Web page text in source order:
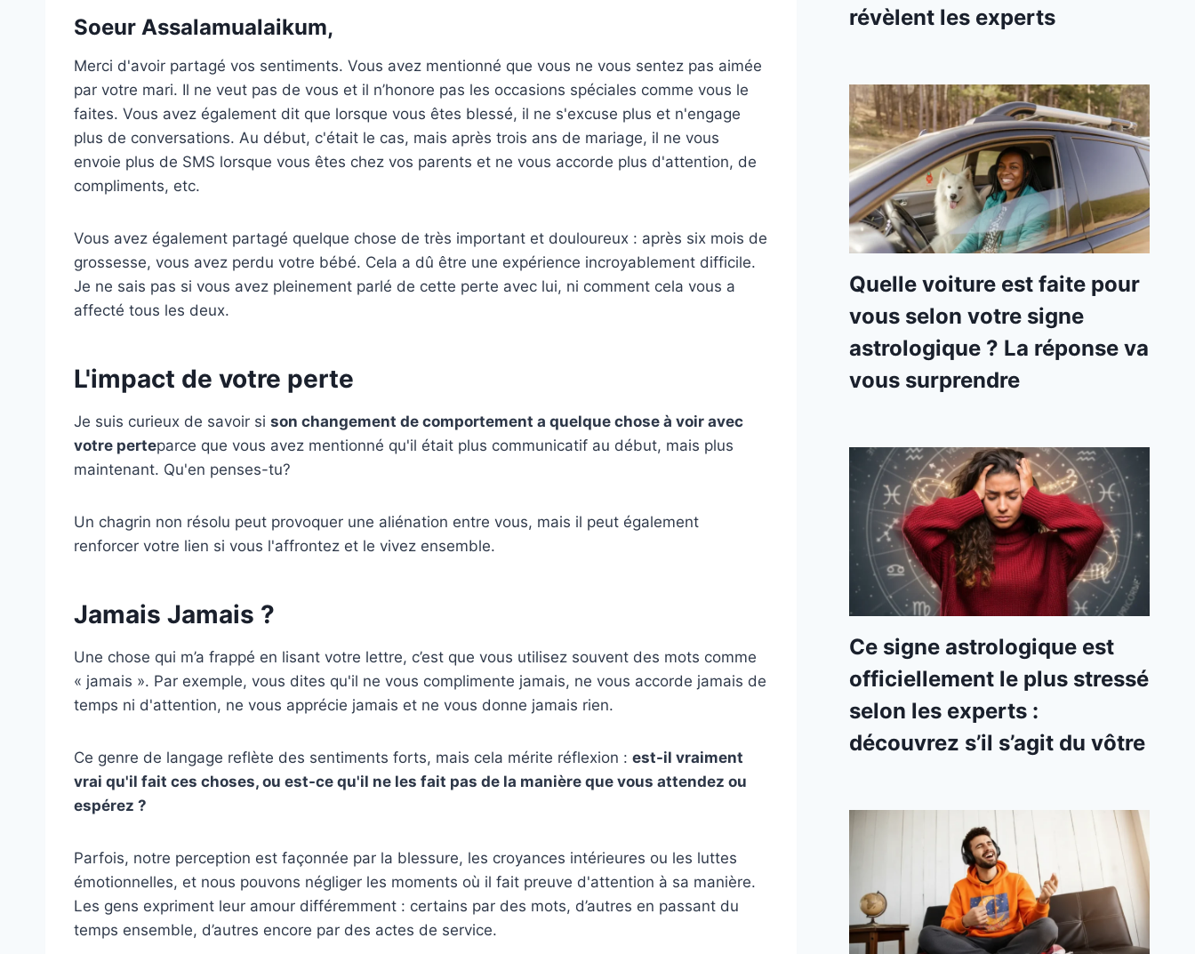
Soeur Assalamualaikum,
Merci d'avoir partagé vos sentiments. Vous avez mentionné que vous ne vous sentez pas aimée
par votre mari. Il ne veut pas de vous et il n’honore pas les occasions spéciales comme vous le
faites. Vous avez également dit que lorsque vous êtes blessé, il ne s'excuse plus et n'engage
plus de conversations. Au début, c'était le cas, mais après trois ans de mariage, il ne vous
envoie plus de SMS lorsque vous êtes chez vos parents et ne vous accorde plus d'attention, de
compliments, etc.
Vous avez également partagé quelque chose de très important et douloureux : après six mois de
grossesse, vous avez perdu votre bébé. Cela a dû être une expérience incroyablement difficile.
Je ne sais pas si vous avez pleinement parlé de cette perte avec lui, ni comment cela vous a
affecté tous les deux.
L'impact de votre perte
Je suis curieux de savoir si son changement de comportement a quelque chose à voir avec
votre perteparce que vous avez mentionné qu'il était plus communicatif au début, mais plus
maintenant. Qu'en penses-tu?
Un chagrin non résolu peut provoquer une aliénation entre vous, mais il peut également
renforcer votre lien si vous l'affrontez et le vivez ensemble.
Jamais Jamais ?
Une chose qui m’a frappé en lisant votre lettre, c’est que vous utilisez souvent des mots comme
« jamais ». Par exemple, vous dites qu'il ne vous complimente jamais, ne vous accorde jamais de
temps ni d'attention, ne vous apprécie jamais et ne vous donne jamais rien.
Ce genre de langage reflète des sentiments forts, mais cela mérite réflexion : est-il vraiment
vrai qu'il fait ces choses, ou est-ce qu'il ne les fait pas de la manière que vous attendez ou
espérez ?
Parfois, notre perception est façonnée par la blessure, les croyances intérieures ou les luttes
émotionnelles, et nous pouvons négliger les moments où il fait preuve d'attention à sa manière.
Les gens expriment leur amour différemment : certains par des mots, d’autres en passant du
temps ensemble, d’autres encore par des actes de service.
révèlent les experts
Quelle voiture est faite pour
vous selon votre signe
astrologique ? La réponse va
vous surprendre
Ce signe astrologique est
officiellement le plus stressé
selon les experts :
découvrez s’il s’agit du vôtre